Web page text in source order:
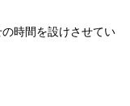
時間を設けさせてい